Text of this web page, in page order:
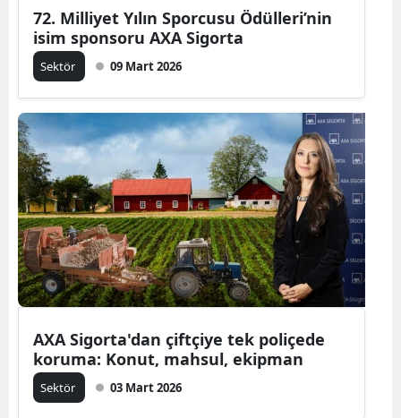
72. Milliyet Yılın Sporcusu Ödülleri’nin
isim sponsoru AXA Sigorta
Sektör 09 Mart 2026
AXA Sigorta'dan çiftçiye tek poliçede
koruma: Konut, mahsul, ekipman
Sektör 03 Mart 2026